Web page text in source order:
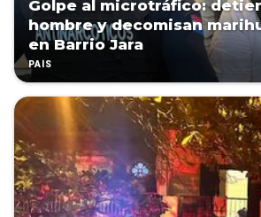
Golpe al microtráfico:
hombre y decomisan
en Barrio Jara
PAÍS